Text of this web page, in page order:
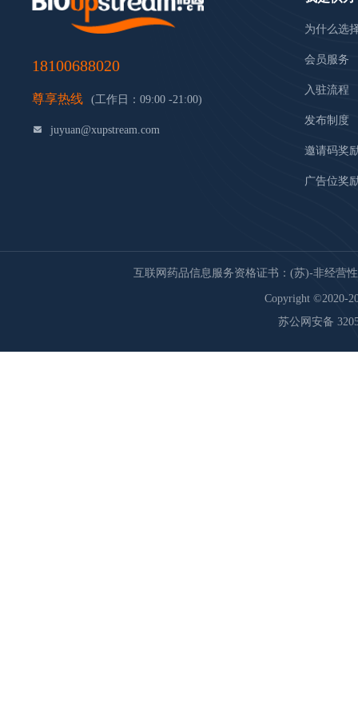
18100688020
尊享热线 (工作日：09:00 -21:00)
juyuan@xupstream.com
为什么选
会员服务
入驻流程
发布制度
邀请码奖
广告位奖
互联网药品信息服务资格证书：(苏)-非经营性
Copyright ©2020-
苏公网安备